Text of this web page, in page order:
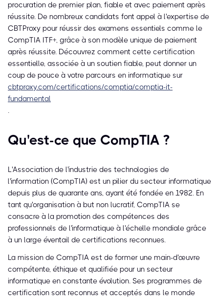
procuration de premier plan, fiable et avec paiement après
réussite. De nombreux candidats font appel à l'expertise de
CBTProxy pour réussir des examens essentiels comme le
CompTIA ITF+, grâce à son modèle unique de paiement
après réussite. Découvrez comment cette certification
essentielle, associée à un soutien fiable, peut donner un
coup de pouce à votre parcours en informatique sur
cbtproxy.com/certifications/comptia/comptia-it-
fundamental
.
Qu'est-ce que CompTIA ?
L'Association de l'industrie des technologies de
l'information (CompTIA) est un pilier du secteur informatique
depuis plus de quarante ans, ayant été fondée en 1982. En
tant qu'organisation à but non lucratif, CompTIA se
consacre à la promotion des compétences des
professionnels de l'informatique à l'échelle mondiale grâce
à un large éventail de certifications reconnues.
La mission de CompTIA est de former une main-d'œuvre
compétente, éthique et qualifiée pour un secteur
informatique en constante évolution. Ses programmes de
certification sont reconnus et acceptés dans le monde